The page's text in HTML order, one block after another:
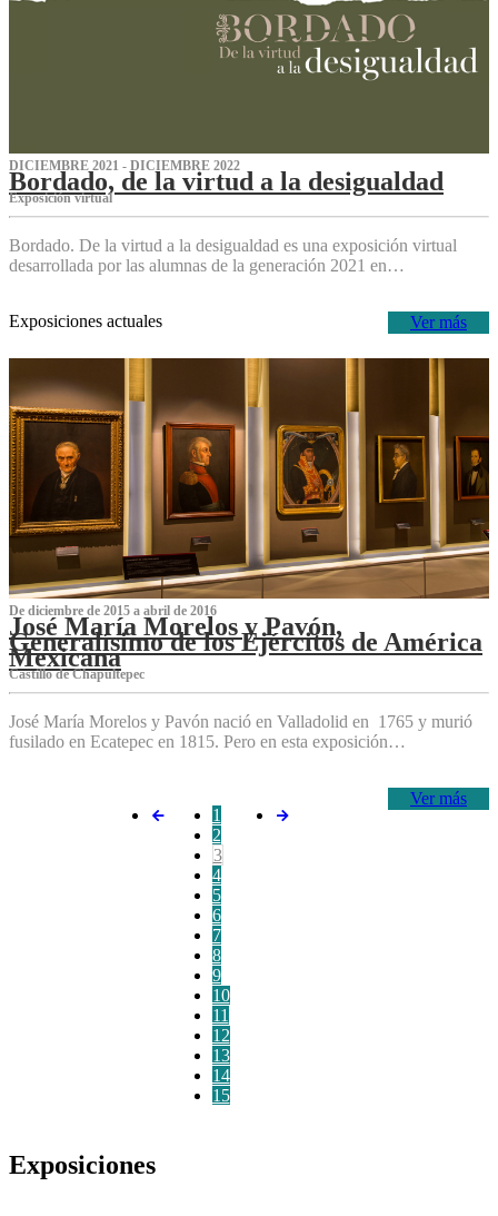
DICIEMBRE 2021 - DICIEMBRE 2022
Bordado, de la virtud a la desigualdad
Exposición virtual‌
Bordado. De la virtud a la desigualdad es una exposición virtual
desarrollada por las alumnas de la generación 2021 en…
Ver más
Exposiciones actuales
De diciembre de 2015 a abril de 2016
José María Morelos y Pavón,
Generalísimo de los Ejércitos de América
Mexicana
C‌astillo de Chapultepec
José María Morelos y Pavón nació en Valladolid en 1765 y murió
fusilado en Ecatepec en 1815. Pero en esta exposición…
Ver más
1
2
3
4
5
6
7
8
9
10
11
12
13
14
15
Exposiciones